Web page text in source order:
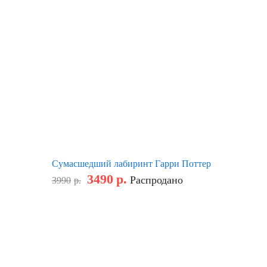
Сумасшедший лабиринт Гарри Поттер
3990 р. 3490 р. Распродано